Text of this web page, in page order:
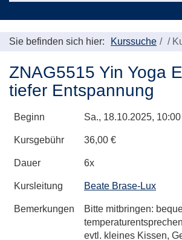
Sie befinden sich hier: Kurssuche /
ZNAG5515 Yin Yoga
tiefer Entspannung
Beginn Sa., 18.10.2025,
Kursgebühr 36,00 €
Dauer 6x
Kursleitung Beate Brase-Lux
Bemerkungen
Bitte mitbringen:
evtl. kleines Kissen,